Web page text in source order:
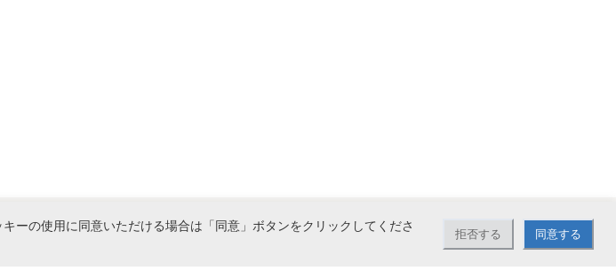
ーの使用に同意いただける場合は「同意」ボタンをクリックしてくださ
拒否する 同意する